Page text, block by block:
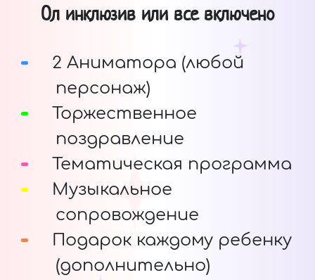
Ол инклюзив или все включено
2 Аниматора (любой
персонаж)
Торжественное
поздравление
Тематическая программа
Музыкальное
сопровождение
Подарок каждому ребенку
(дополнительно)